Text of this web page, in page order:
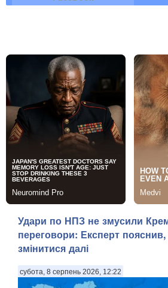
Удари по НПЗ не змусили
переговори: Експерт
змінитися далі
субота, 8 серпень 2026, 12:22